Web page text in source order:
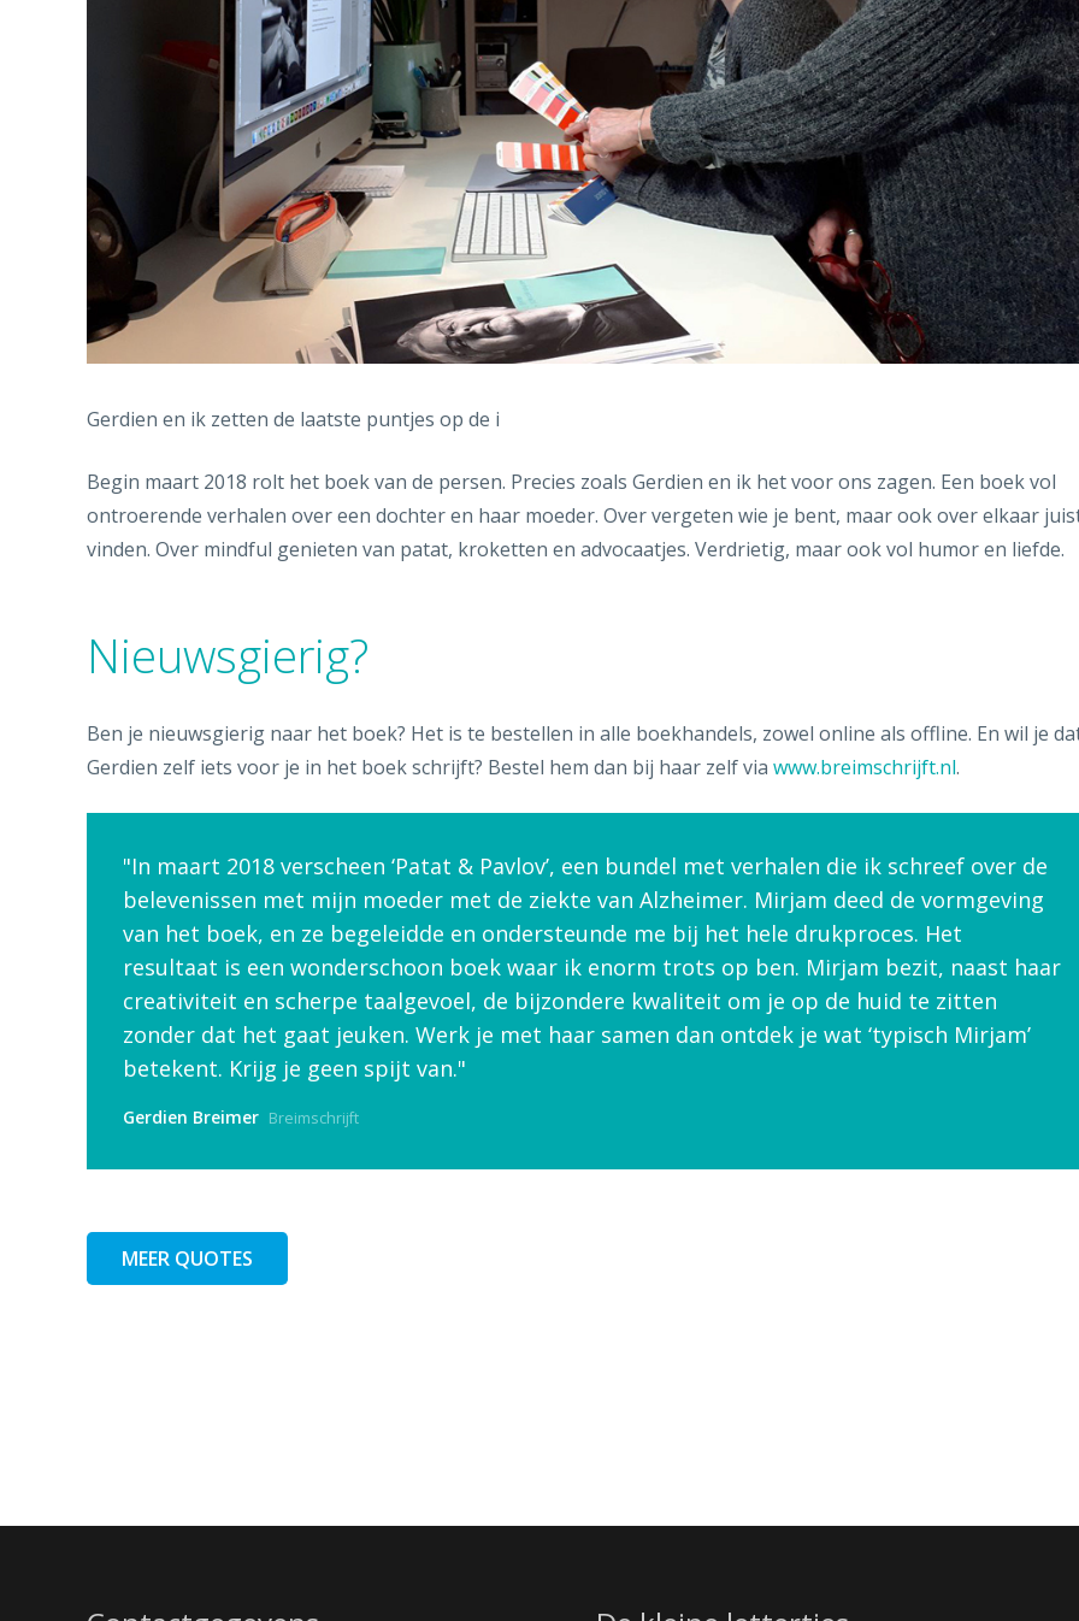
Gerdien en ik zetten de laatste puntjes op de i
Begin maart 2018 rolt het boek van de persen. Precies zoals Gerdien en ik het voor ons zagen. Een boek vol
ontroerende verhalen over een dochter en haar moeder. Over vergeten wie je bent, maar ook over elkaar
vinden. Over mindful genieten van patat, kroketten en advocaatjes. Verdrietig, maar ook vol humor en liefde.
Nieuwsgierig?
Ben je nieuwsgierig naar het boek? Het is te bestellen in alle boekhandels, zowel online als offline. En wil je
Gerdien zelf iets voor je in het boek schrijft? Bestel hem dan bij haar zelf via www.breimschrijft.nl.
In maart 2018 verscheen ‘Patat & Pavlov’, een bundel met verhalen die ik schreef over de
belevenissen met mijn moeder met de ziekte van Alzheimer. Mirjam deed de vormgeving
van het boek, en ze begeleidde en ondersteunde me bij het hele drukproces. Het
resultaat is een wonderschoon boek waar ik enorm trots op ben. Mirjam bezit, naast haar
creativiteit en scherpe taalgevoel, de bijzondere kwaliteit om je op de huid te zitten
zonder dat het gaat jeuken. Werk je met haar samen dan ontdek je wat ‘typisch Mirjam’
betekent. Krijg je geen spijt van.
Gerdien Breimer Breimschrijft
MEER QUOTES